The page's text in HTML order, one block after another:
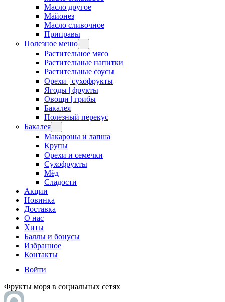
Масло другое
Майонез
Масло сливочное
Приправы
Полезное меню
Растительное мясо
Растительные напитки
Растительные соусы
Орехи | сухофрукты
Ягоды | фрукты
Овощи | грибы
Бакалея
Полезный перекус
Бакалея
Макароны и лапша
Крупы
Орехи и семечки
Сухофрукты
Мёд
Сладости
Акции
Новинка
Доставка
О нас
Хиты
Баллы и бонусы
Избранное
Контакты
Войти
Фрукты моря в социальных сетях